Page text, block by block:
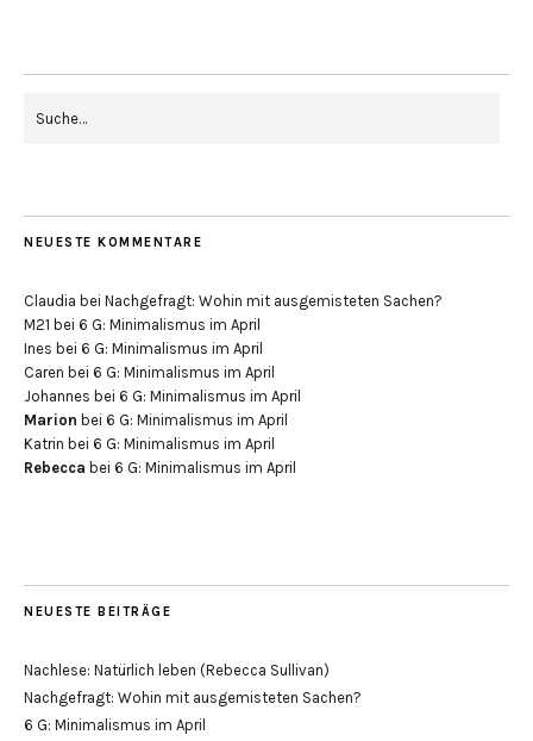
NEUESTE KOMMENTARE
Claudia bei Nachgefragt: Wohin mit ausgemisteten Sachen?
M21 bei 6 G: Minimalismus im April
Ines bei 6 G: Minimalismus im April
Caren bei 6 G: Minimalismus im April
Johannes bei 6 G: Minimalismus im April
Marion bei 6 G: Minimalismus im April
Katrin bei 6 G: Minimalismus im April
Rebecca bei 6 G: Minimalismus im April
NEUESTE BEITRÄGE
Nachlese: Natürlich leben (Rebecca Sullivan)
Nachgefragt: Wohin mit ausgemisteten Sachen?
6 G: Minimalismus im April